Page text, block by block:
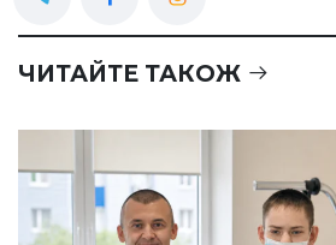
ЧИТАЙТЕ ТАКОЖ